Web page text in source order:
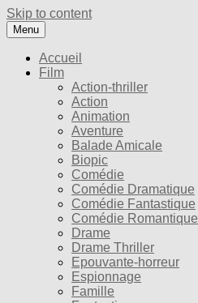
Skip to content
Menu
Accueil
Film
Action-thriller
Action
Animation
Aventure
Balade Amicale
Biopic
Comédie
Comédie Dramatique
Comédie Fantastique
Comédie Romantique
Drame
Drame Thriller
Epouvante-horreur
Espionnage
Famille